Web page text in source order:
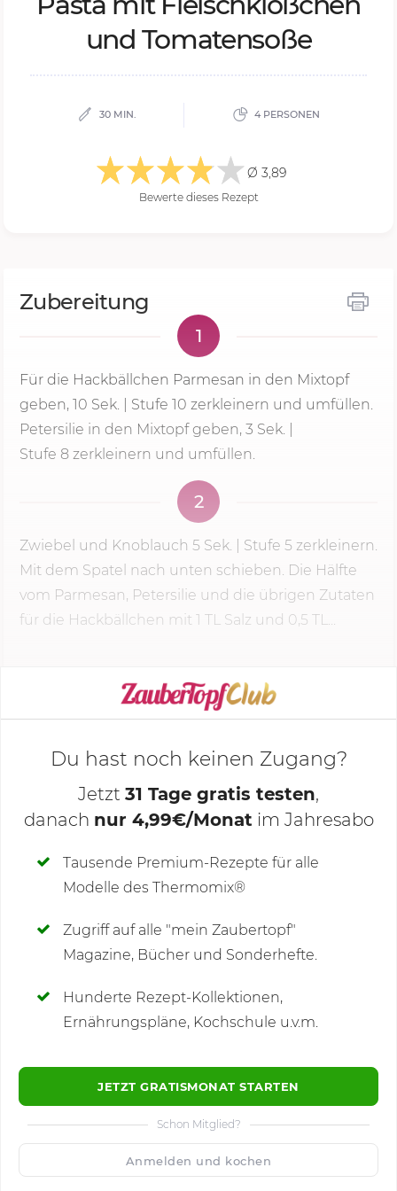
und To­ma­ten­so­ße
30 MIN. 4 PERSONEN
Ø 3,89
Bewerte dieses Rezept
Zubereitung
1
Für die Hackbällchen Parmesan in den Mixtopf
geben, 10 Sek.
| Stufe 10 zerkleinern und umfüllen.
Petersilie in den Mixtopf geben, 3 Sek. |
Stufe 8 zerkleinern und umfüllen.
2
Zwiebel und Knoblauch 5 Sek. Stufe 5 zerkleinern.
Mit dem Spatel nach unten schieben. Die Hälfte
vom Parmesan, Petersilie und die übrigen Zutaten
für die Hackbällchen mit 1 TL Salz und 0,5 TL...
KOCHMODUS STARTEN
Deine Notizen
Du hast noch keinen Zugang?
Jetzt 31 Tage gratis testen,
danach nur 4,99€/Monat im Jahresabo
Tausende Premium-Rezepte für alle
Modelle des Thermomix®
Zugriff auf alle "mein Zaubertopf"
Magazine, Bücher und Sonderhefte.
Hunderte Rezept-Kollektionen,
Ernährungspläne, Kochschule u.v.m.
JETZT GRATISMONAT STARTEN
Schon Mitglied?
Anmelden und kochen
Kommentare(4)
🙂 Speichern